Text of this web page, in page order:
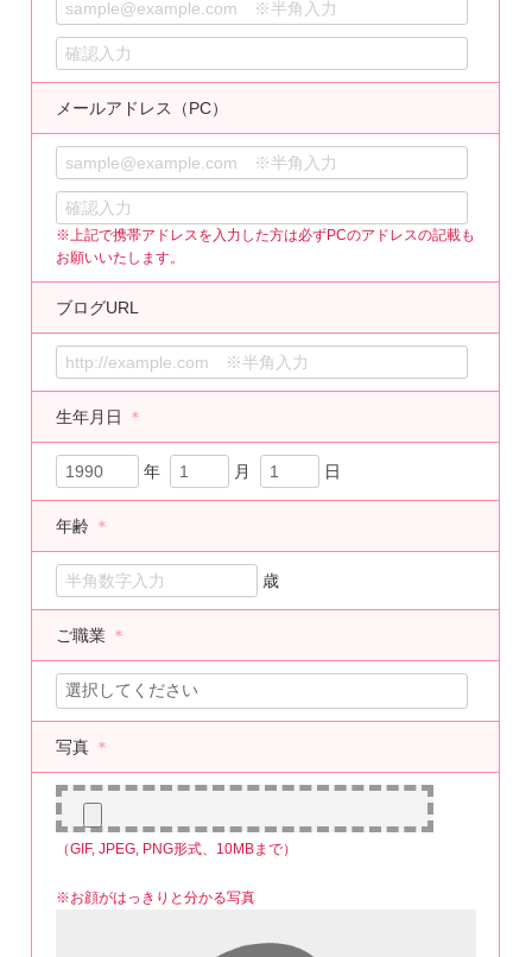
メールアドレス（PC）
※上記で携帯アドレスを入力した方は必ずPCのアドレスの記載も
お願いいたします。
ブログURL
生年月日 ＊
年 月 日
年齢 ＊
歳
ご職業 ＊
写真 ＊
（GIF, JPEG, PNG形式、10MBまで）
※お顔がはっきりと分かる写真